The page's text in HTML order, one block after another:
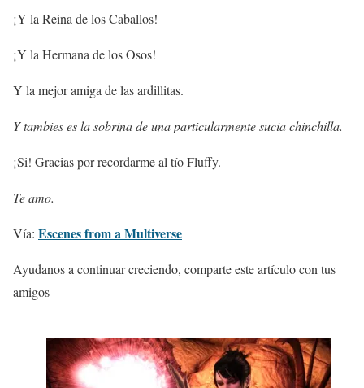
¡Y la Reina de los Caballos!
¡Y la Hermana de los Osos!
Y la mejor amiga de las ardillitas.
Y tambies es la sobrina de una particularmente sucia chinchilla.
¡Si! Gracias por recordarme al tío Fluffy.
Te amo.
Vía: Escenes from a Multiverse
Ayudanos a continuar creciendo, comparte este artículo con tus
amigos